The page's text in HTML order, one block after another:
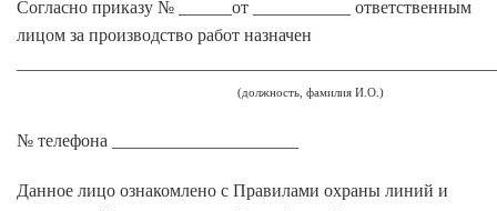
Согласно приказу № ______от ___________ ответственным
лицом за производство работ назначен
(должность, фамилия И.О.)
№ телефона _____________________
Данное лицо ознакомлено с Правилами охраны линий и